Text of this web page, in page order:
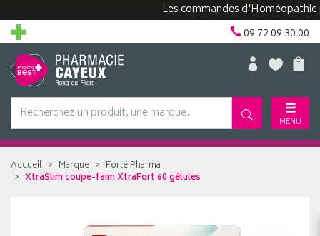
Les commandes d'Homéopathie
09 72 09 30 00
MENU
Accueil Marque
Forté Pharma
XtraSlim coupe-faim XtraFort 60 gélules